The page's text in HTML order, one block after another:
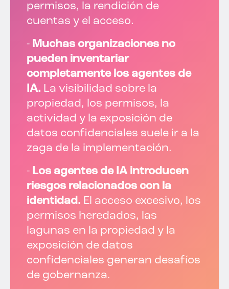
permisos, la rendición de
cuentas y el acceso.
- Muchas organizaciones no
pueden inventariar
completamente los agentes de
IA. La visibilidad sobre la
propiedad, los permisos, la
actividad y la exposición de
datos confidenciales suele ir a la
zaga de la implementación.
- Los agentes de IA introducen
riesgos relacionados con la
identidad. El acceso excesivo, los
permisos heredados, las
lagunas en la propiedad y la
exposición de datos
confidenciales generan desafíos
de gobernanza.